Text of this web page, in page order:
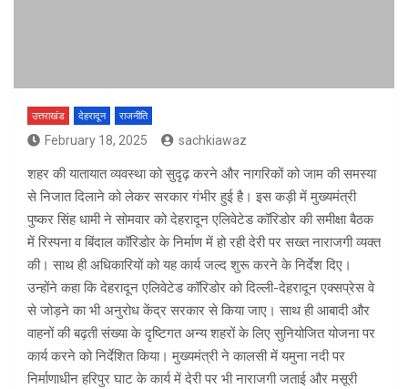
उत्तराखंड देहरादून राजनीति
February 18, 2025 sachkiawaz
शहर की यातायात व्यवस्था को सुदृढ़ करने और नागरिकों को जाम की समस्या
से निजात दिलाने को लेकर सरकार गंभीर हुई है। इस कड़ी में मुख्यमंत्री
पुष्कर सिंह धामी ने सोमवार को देहरादून एलिवेटेड कॉरिडोर की समीक्षा बैठक
में रिस्पना व बिंदाल कॉरिडोर के निर्माण में हो रही देरी पर सख्त नाराजगी व्यक्त
की। साथ ही अधिकारियों को यह कार्य जल्द शुरू करने के निर्देश दिए।
उन्होंने कहा कि देहरादून एलिवेटेड कॉरिडोर को दिल्ली-देहरादून एक्सप्रेस वे
से जोड़ने का भी अनुरोध केंद्र सरकार से किया जाए। साथ ही आबादी और
वाहनों की बढ़ती संख्या के दृष्टिगत अन्य शहरों के लिए सुनियोजित योजना पर
कार्य करने को निर्देशित किया। मुख्यमंत्री ने कालसी में यमुना नदी पर
निर्माणाधीन हरिपुर घाट के कार्य में देरी पर भी नाराजगी जताई और मसूरी